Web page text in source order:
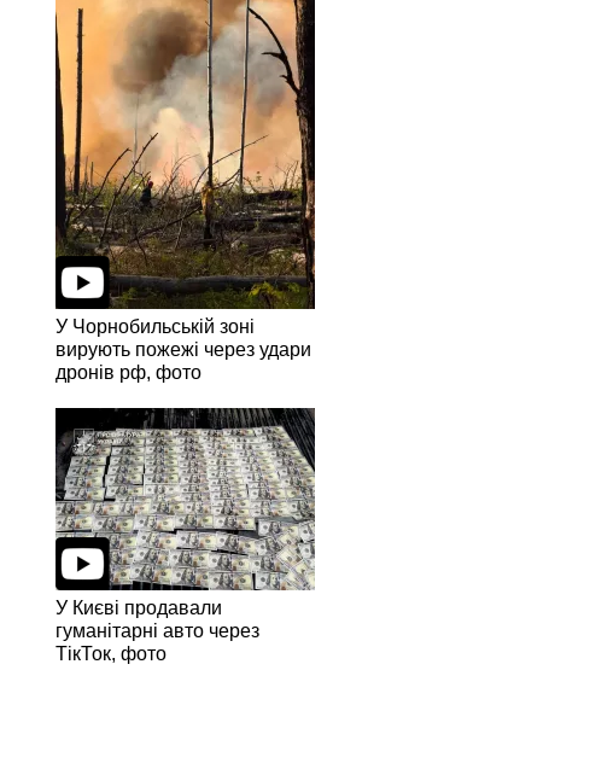
У Чорнобильській зоні
вирують пожежі через удари
дронів рф, фото
У Києві продавали
гуманітарні авто через
ТікТок, фото